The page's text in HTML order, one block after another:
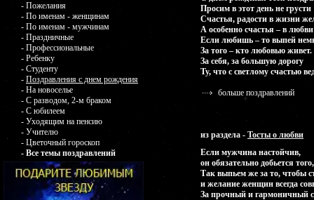
- Пожелания
- По именам - женщинам
- По именам - мужчинам
- Праздничные
- Профессиональные
- Ребенку
- Студенту
-Поздравления с днем рождения
- На новоселье
- С разводом, 2-м браком
- С юбилеем
- Уходящим на пенсию
- Учителю
- Цветочный гороскоп
- Все темы поздравлений
Просим в этот день не грусти
Счастья, радости в жизни
А особенно счастья – в
Если любишь – то выпей
За того – кто любовью живет.
За себя, за большую дорогу
Ту, что с светлому счастью
больше поздравлений
из раздела - Тосты о любви
Если мужчина настойчив,
он обязательно добьется
Так выпьем же за то, чтобы
и желание женщин всегда
За прочный и гармоничный